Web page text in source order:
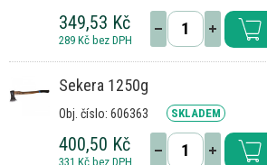
349,53 Kč
289 Kč bez DPH
Sekera 1250g
Obj. číslo: 606363 SKLADEM
400,50 Kč
331 Kč bez DPH